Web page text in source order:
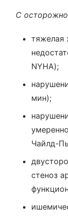
С
тяжелая
NYHA);
мин);
Чайлд-
стеноз